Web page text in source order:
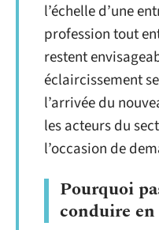
l’échelle d’une
profession tout
restent
éclaircissement
l’arrivée du
les acteurs du
l’occasion de
Pourquoi
conduire en